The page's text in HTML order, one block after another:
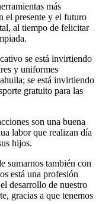
más
el presente y el futuro
al tiempo de felicitar
se está invirtiendo
y uniformes
se está invirtiendo
gratuito para las
son una buena
labor que realizan día
hijos.
sumarnos también con
está una profesión
desarrollo de nuestro
gracias a que tenemos